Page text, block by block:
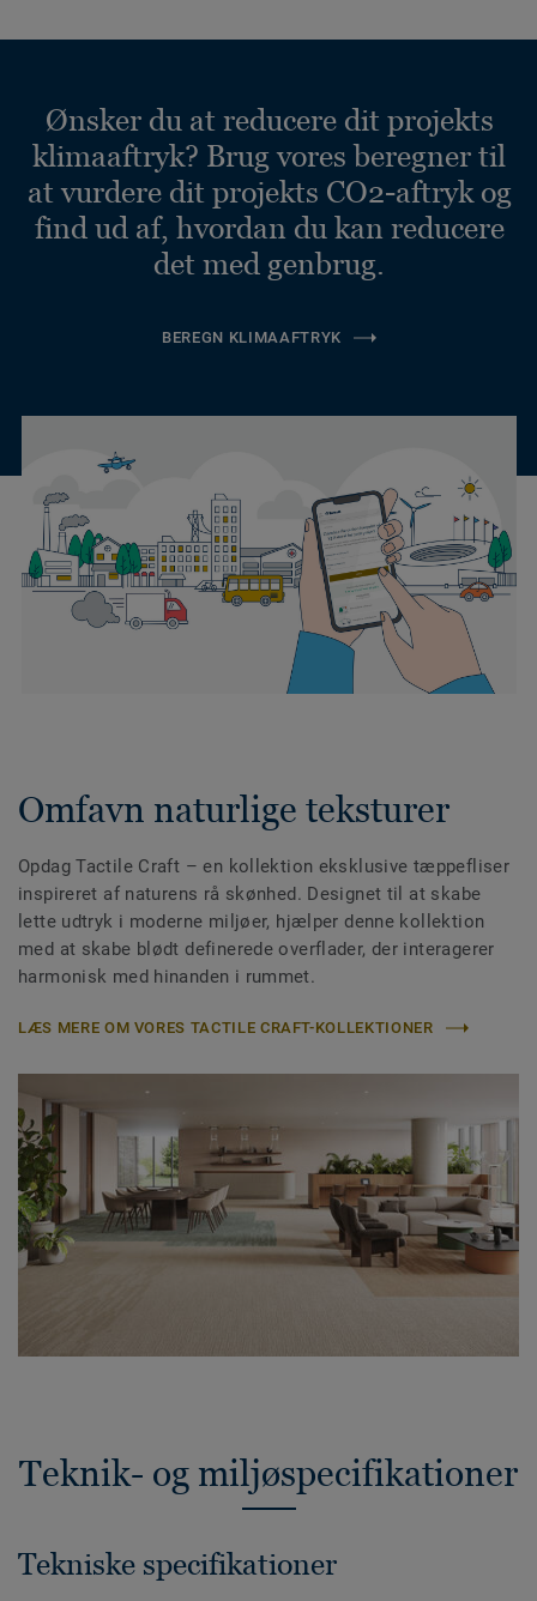
Ønsker du at reducere dit projekts
klimaaftryk? Brug vores beregner til
at vurdere dit projekts CO2-aftryk og
find ud af, hvordan du kan reducere
det med genbrug.
BEREGN KLIMAAFTRYK
Omfavn naturlige teksturer
Opdag Tactile Craft – en kollektion eksklusive tæppefliser
inspireret af naturens rå skønhed. Designet til at skabe
lette udtryk i moderne miljøer, hjælper denne kollektion
med at skabe blødt definerede overflader, der interagerer
harmonisk med hinanden i rummet.
LÆS MERE OM VORES TACTILE CRAFT-KOLLEKTIONER
Teknik- og miljøspecifikationer
Tekniske specifikationer